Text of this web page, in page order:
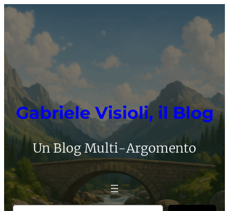
Vai
contenuto
Gabriele Visioli, il Blog
Un Blog Multi-Argomento